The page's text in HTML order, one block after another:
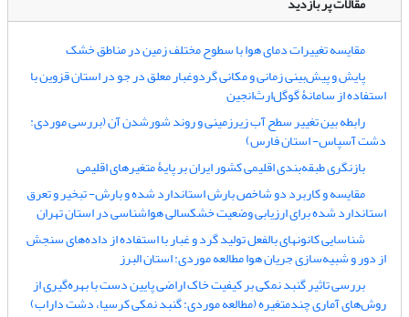
مقایسه تغییرات دمای هوا با سطوح مختلف زمین در مناطق خشک
پایش و پیش‌بینی زمانی و مکانی گردوغبار معلق در جو در استان قزوین با
استفاده از سامانۀ گوگل‌ارث‌انجین
رابطه بین تغییر سطح آب زیرزمینی و روند شورشدن آن (بررسی موردی:
دشت آسپاس- استان فارس)
بازنگری طبقه‌بندی اقلیمی کشور ایران بر پایۀ متغیرهای اقلیمی
مقایسه و کاربرد دو شاخص بارش استاندارد شده و بارش- تبخیر و تعرق
استاندارد شده برای ارزیابی وضعیت خشکسالی هواشناسی در استان تهران
شناسایی کانونهای بالفعل تولید گرد و غبار با استفاده از داده‌های سنجش
از دور و شبیه‌سازی جریان هوا مطالعه موردی: استان البرز
بررسی تاثیر گنبد نمکی بر کیفیت خاک اراضی پایین دست با بهره‌گیری از
روش‌های آماری چندمتغیره (مطالعه موردی: گنبد نمکی کرسیا، دشت داراب)